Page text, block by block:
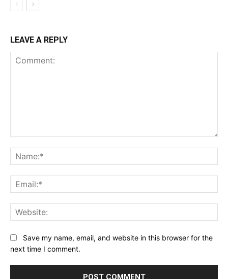
LEAVE A REPLY
Save my name, email, and website in this browser for the
next time I comment.